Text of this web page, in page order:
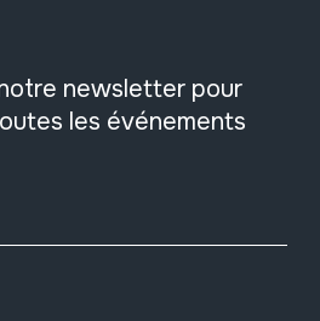
newsletter pour
les événements